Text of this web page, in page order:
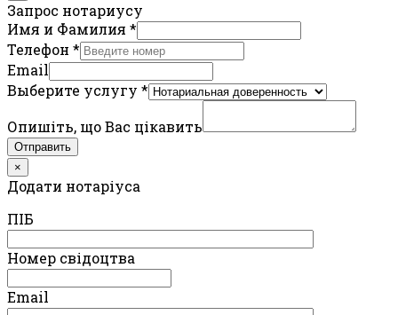
Запрос нотариусу
Имя и Фамилия *
Телефон *
Email
Выберите услугу *
Опишіть, що Вас цікавить
Отправить
×
Додати нотаріуса
ПIБ
Номер свідоцтва
Email